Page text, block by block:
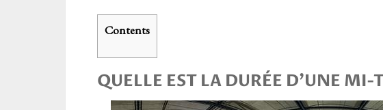
Contents
QUELLE EST LA DURÉE D’UNE MI-